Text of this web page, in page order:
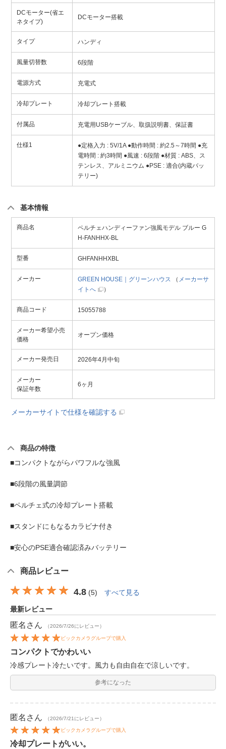
DCモーター(省エ
ネタイプ)
DCモーター搭載
タイプ ハンディ
風量切替数 6段階
電源方式 充電式
冷却プレート 冷却プレート搭載
付属品 充電用USBケーブル、取扱説明書、保証書
仕様1
●定格入力 : 5V/1A ●動作時間 : 約2.5～7時間 ●充
電時間 : 約3時間 ●風速 : 6段階 ●材質 : ABS、ス
テンレス、アルミニウム ●PSE : 適合(内蔵バッ
テリー)
基本情報
商品名
ペルチェハンディーファン強風モデル ブルー G
H-FANHHX-BL
型番 GHFANHHXBL
メーカー GREEN HOUSE｜グリーンハウス （ メーカーサ
イトへ
）
商品コード 15055788
メーカー希望小売
価格
オープン価格
メーカー発売日 2026年4月中旬
メーカー
保証年数
6ヶ月
メーカーサイトで仕様を確認する
商品の特徴
■コンパクトながらパワフルな強風
■6段階の風量調節
■ペルチェ式の冷却プレート搭載
■スタンドにもなるカラビナ付き
■安心のPSE適合確認済みバッテリー
商品レビュー
4.8 (5) すべて見る
最新レビュー
匿名 さん （2026/7/26にレビュー）
ビックカメラグループで購入
コンパクトでかわいい
冷感プレート冷たいです。風力も自由自在で涼しいです。
参考になった
匿名 さん （2026/7/21にレビュー）
ビックカメラグループで購入
冷却プレートがいい。